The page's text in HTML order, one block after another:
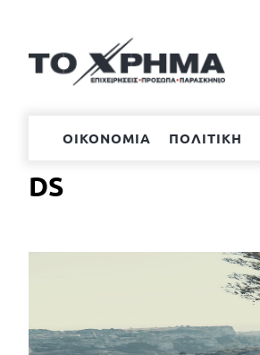
περιεχόμενο
ΟΙΚΟΝΟΜΙΑ ΠΟΛΙΤΙΚΗ
DS